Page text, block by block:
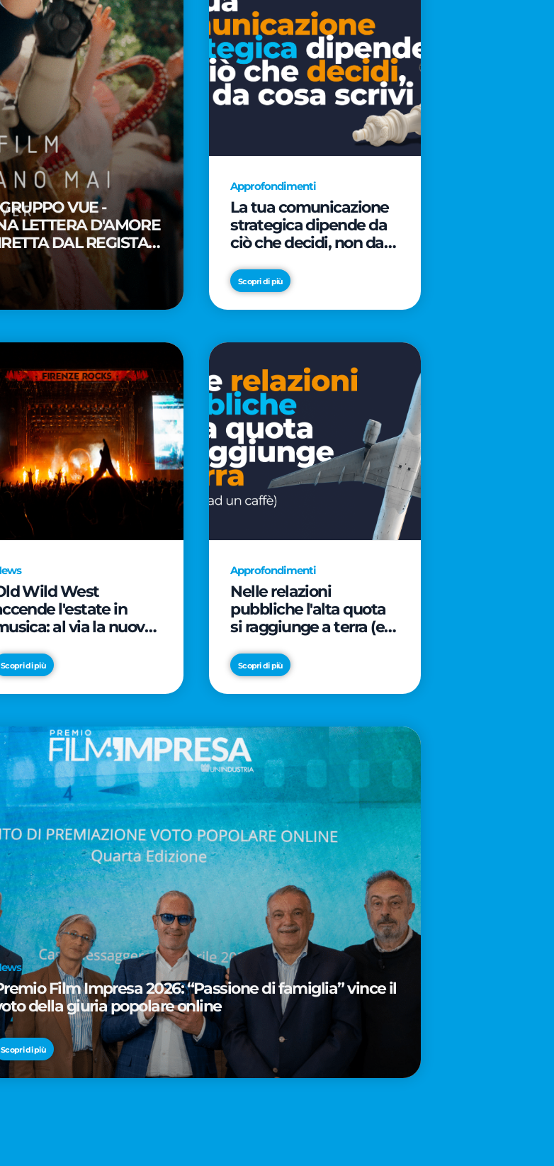
VUE -
LETTERA D'AMORE
DAL REGISTA
Approfondimenti
La tua comunicazione
strategica dipende da
ciò che decidi, non da
Scopri di più
Wild West
l'estate in
al via la nuova
le prestigiose
con Radio
e Live Nation
Scopri di più
Approfondimenti
Nelle relazioni
pubbliche l'alta quota
si raggiunge a terra (e
Scopri di più
Film Impresa 2026: “Passione di famiglia” vince il
della giuria popolare online
Scopri di più